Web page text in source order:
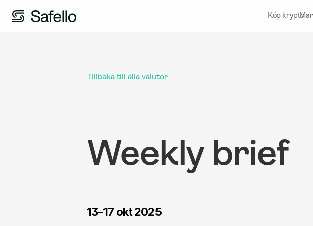
Köp krypto
Tillbaka till alla valutor
Weekly brief
13–17 okt 2025